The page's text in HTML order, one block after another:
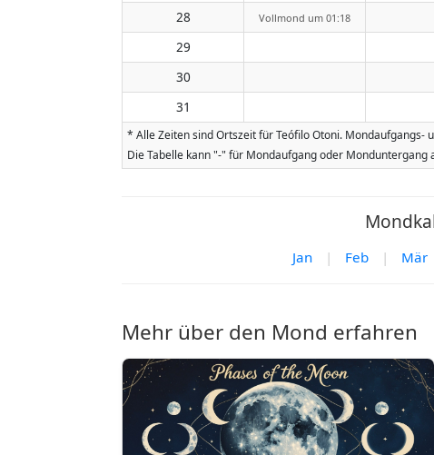
28
Vollmond um 01:18
29
30
31
* Alle Zeiten sind Ortszeit für Teófilo Otoni.
Die Tabelle kann "-" für Mondaufgang oder
Jan | Feb | Mär
Mehr über den Mond erfahren